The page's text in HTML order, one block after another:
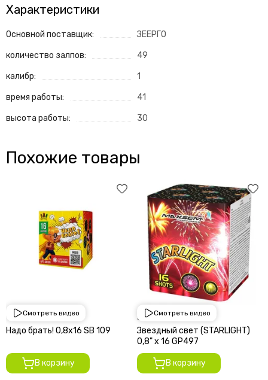
Характеристики
Основной поставщик: ЗЕЕРГО
количество залпов: 49
калибр: 1
время работы: 41
высота работы: 30
Похожие товары
Смотреть видео
1 950 руб
Надо брать! 0,8х16 SВ 109
В корзину
Смотреть видео
2 250 руб
Звездный свет (STARLIGHT)
0,8" х 16 GP497
В корзину